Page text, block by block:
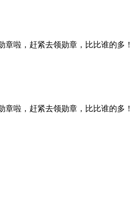
章啦，赶紧去领勋章，比比谁的多！
章啦，赶紧去领勋章，比比谁的多！